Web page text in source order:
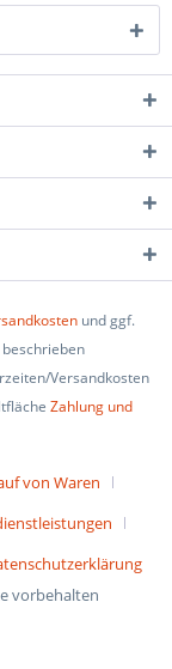
und ggf.
Versandkosten
Zahlung und
von Waren
vorbehalten